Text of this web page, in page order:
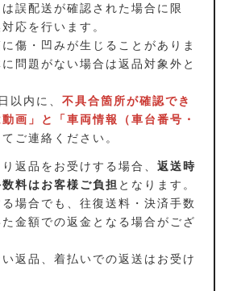
は誤配送が確認された場合に限
応を行います。
に傷・凹みが生じることがありま
問題がない場合は返品対象外と
以内に、 不具合箇所が確認でき
画」と「車両情報（車台番号・
ご連絡ください。
返品をお受けする場合、 返送時
料はお客様ご負担 となります。
る場合でも、往復送料・決済手数
金額での返金となる場合がござ
い返品、着払いでの返送はお受け